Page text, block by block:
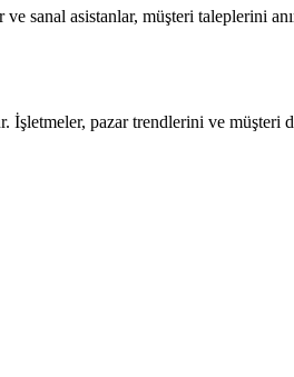
sanal asistanlar, müşteri taleplerini
pazar trendlerini ve müşteri